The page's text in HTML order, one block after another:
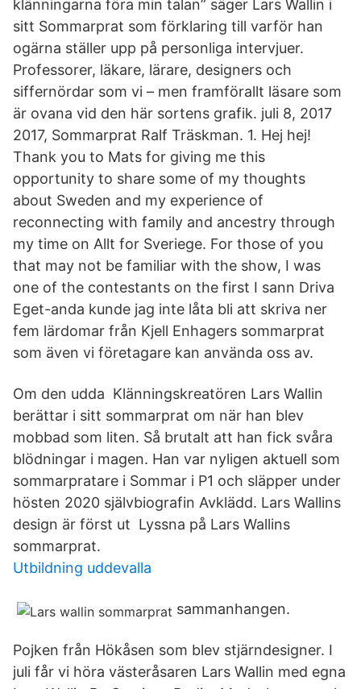
klänningarna föra min talan” säger Lars Wallin i
sitt Sommarprat som förklaring till varför han
ogärna ställer upp på personliga intervjuer.
Professorer, läkare, lärare, designers och
siffernördar som vi – men framförallt läsare som
är ovana vid den här sortens grafik. juli 8, 2017
2017, Sommarprat Ralf Träskman. 1. Hej hej!
Thank you to Mats for giving me this
opportunity to share some of my thoughts
about Sweden and my experience of
reconnecting with family and ancestry through
my time on Allt for Sveriege. For those of you
that may not be familiar with the show, I was
one of the contestants on the first I sann Driva
Eget-anda kunde jag inte låta bli att skriva ner
fem lärdomar från Kjell Enhagers sommarprat
som även vi företagare kan använda oss av.
Om den udda Klänningskreatören Lars Wallin
berättar i sitt sommarprat om när han blev
mobbad som liten. Så brutalt att han fick svåra
blödningar i magen. Han var nyligen aktuell som
sommarpratare i Sommar i P1 och släpper under
hösten 2020 självbiografin Avklädd. Lars Wallins
design är först ut Lyssna på Lars Wallins
sommarprat.
Utbildning uddevalla
sammanhangen.
Pojken från Hökåsen som blev stjärndesigner. I
juli får vi höra västeråsaren Lars Wallin med egna